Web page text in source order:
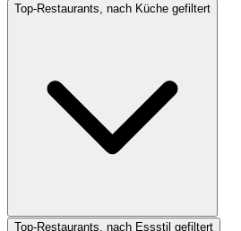
Top-Restaurants, nach Küche gefiltert
Top-Restaurants, nach Essstil gefiltert